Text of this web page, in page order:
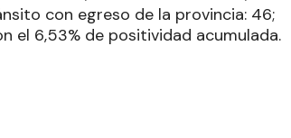
con egreso de la provincia: 46;
el 6,53% de positividad acumulada.